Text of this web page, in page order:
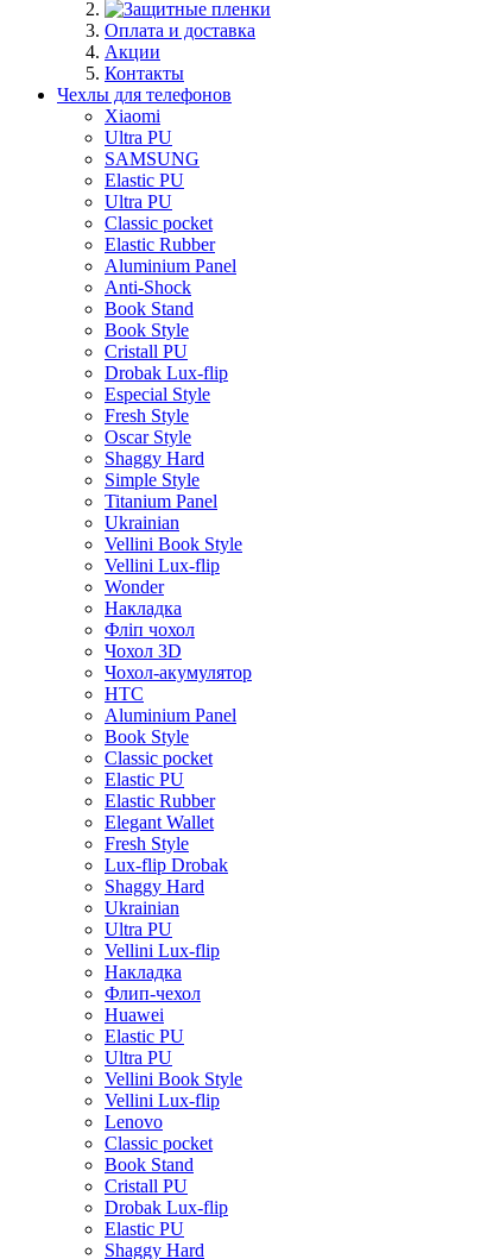
Оплата и доставка
Акции
Контакты
Чехлы для телефонов
Xiaomi
Ultra PU
SAMSUNG
Elastic PU
Ultra PU
Classic pocket
Elastic Rubber
Aluminium Panel
Anti-Shock
Book Stand
Book Style
Cristall PU
Drobak Lux-flip
Especial Style
Fresh Style
Oscar Style
Shaggy Hard
Simple Style
Titanium Panel
Ukrainian
Vellini Book Style
Vellini Lux-flip
Wonder
Накладка
Фліп чохол
Чохол 3D
Чохол-акумулятор
HTC
Aluminium Panel
Book Style
Classic pocket
Elastic PU
Elastic Rubber
Elegant Wallet
Fresh Style
Lux-flip Drobak
Shaggy Hard
Ukrainian
Ultra PU
Vellini Lux-flip
Накладка
Флип-чехол
Huawei
Elastic PU
Ultra PU
Vellini Book Style
Vellini Lux-flip
Lenovo
Classic pocket
Book Stand
Cristall PU
Drobak Lux-flip
Elastic PU
Shaggy Hard